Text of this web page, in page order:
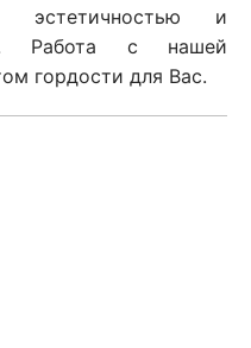
эстетичностью и
Работа с нашей
гордости для Вас.